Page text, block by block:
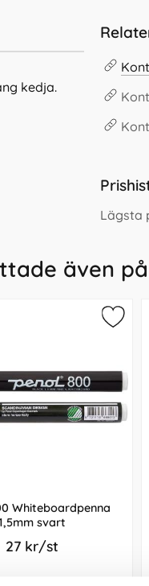
kedja.
Lägsta
även på
Whiteboardpenna
svart
27 kr/st